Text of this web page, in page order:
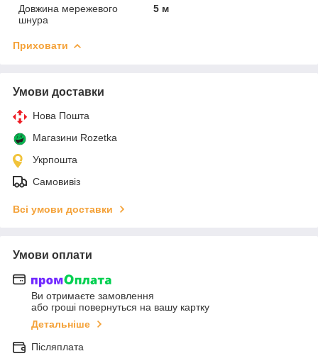
Довжина мережевого
шнура
5 м
Приховати
Умови доставки
Нова Пошта
Магазини Rozetka
Укрпошта
Самовивіз
Всі умови доставки
Умови оплати
Ви отримаєте замовлення
або гроші повернуться на вашу картку
Детальніше
Післяплата